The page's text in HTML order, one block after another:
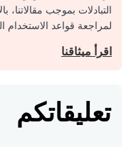
التبادلات بموجب
لمراجعة قواعد الاستخدام
اقرأ ميثاقنا
تعليقاتكم